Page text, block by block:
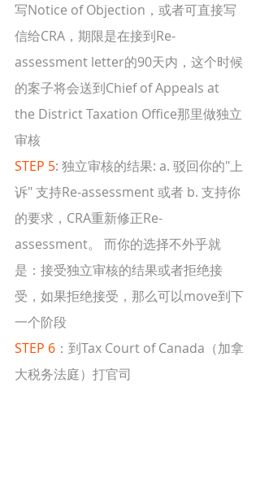
写Notice of Objection，或者可直接写
信给CRA，期限是在接到Re-
assessment letter的90天内，这个时候
的案子将会送到Chief of Appeals at
the District Taxation Office那里做独立
审核
STEP 5: 独立审核的结果: a. 驳回你的"上
诉" 支持Re-assessment 或者 b. 支持你
的要求，CRA重新修正Re-
assessment。 而你的选择不外乎就
是：接受独立审核的结果或者拒绝接
受，如果拒绝接受，那么可以move到下
一个阶段
STEP 6 ：到Tax Court of Canada（加拿
大税务法庭）打官司